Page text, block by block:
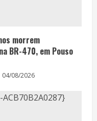
morrem
BR-470, em Pouso
04/08/2026